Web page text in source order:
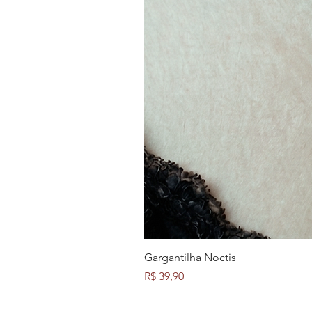
Gargantilha Noctis
Preço
R$ 39,90